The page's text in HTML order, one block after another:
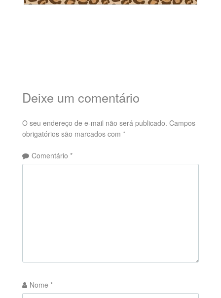
Deixe um comentário
O seu endereço de e-mail não será publicado. Campos
obrigatórios são marcados com *
Comentário *
Nome *